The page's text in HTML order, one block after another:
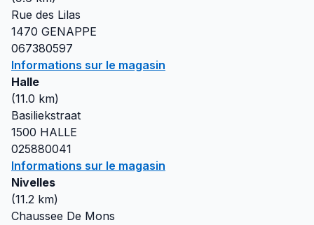
Rue des Lilas
1470 GENAPPE
067380597
Informations sur le magasin
Halle
(11.0 km)
Basiliekstraat
1500 HALLE
025880041
Informations sur le magasin
Nivelles
(11.2 km)
Chaussee De Mons